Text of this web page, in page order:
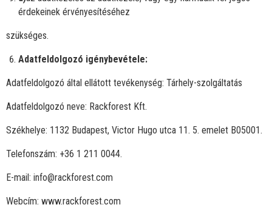
érdekeinek érvényesítéséhez
szükséges.
Adatfeldolgozó igénybevétele:
Adatfeldolgozó által ellátott tevékenység: Tárhely-szolgáltatás
Adatfeldolgozó neve: Rackforest Kft.
Székhelye: 1132 Budapest, Victor Hugo utca 11. 5. emelet B05001.
Telefonszám: +36 1 211 0044.
E-mail: info@rackforest.com
Webcím: www.rackforest.com